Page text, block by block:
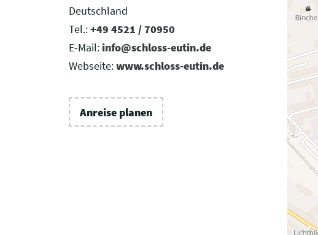
Deutschland
Tel.:+49 4521 / 70950
E-Mail: info@schloss-eutin.de
Webseite:www.schloss-eutin.de
Anreise planen